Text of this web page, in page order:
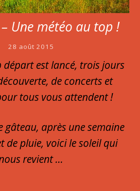
Une météo au top !
28 août 2015
départ est lancé, trois jours
de concerts et
tous vous attendent !
gâteau, après une semaine
de pluie, voici le soleil qui
revient …